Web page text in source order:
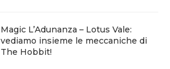
Magic L’Adunanza – Lotus Vale:
vediamo insieme le meccaniche di
The Hobbit!